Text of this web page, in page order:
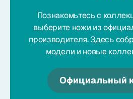
Познакомьтесь с
выберите ножи из
производителя. Здесь
модели и новые
Официальный